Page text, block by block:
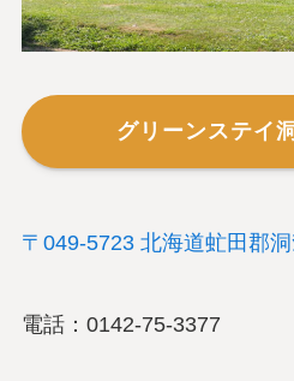
グリーンステイ
〒049-5723 北海道虻田郡
電話：0142-75-3377